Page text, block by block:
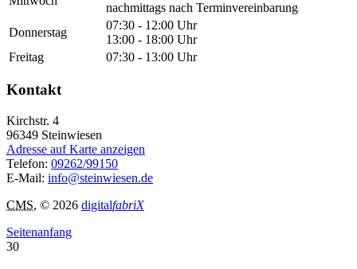
nachmittags nach Terminvereinbarung
Donnerstag
07:30 - 12:00 Uhr
13:00 - 18:00 Uhr
Freitag
07:30 - 13:00 Uhr
Kontakt
Kirchstr. 4
96349 Steinwiesen
Adresse auf Karte anzeigen
Telefon: 09262/99150
E-Mail: info@steinwiesen.de
CMS, © 2026 digitalfabriX
Seitenanfang
30